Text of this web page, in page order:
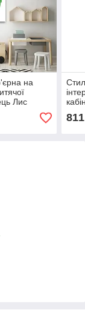
на
Лис
811